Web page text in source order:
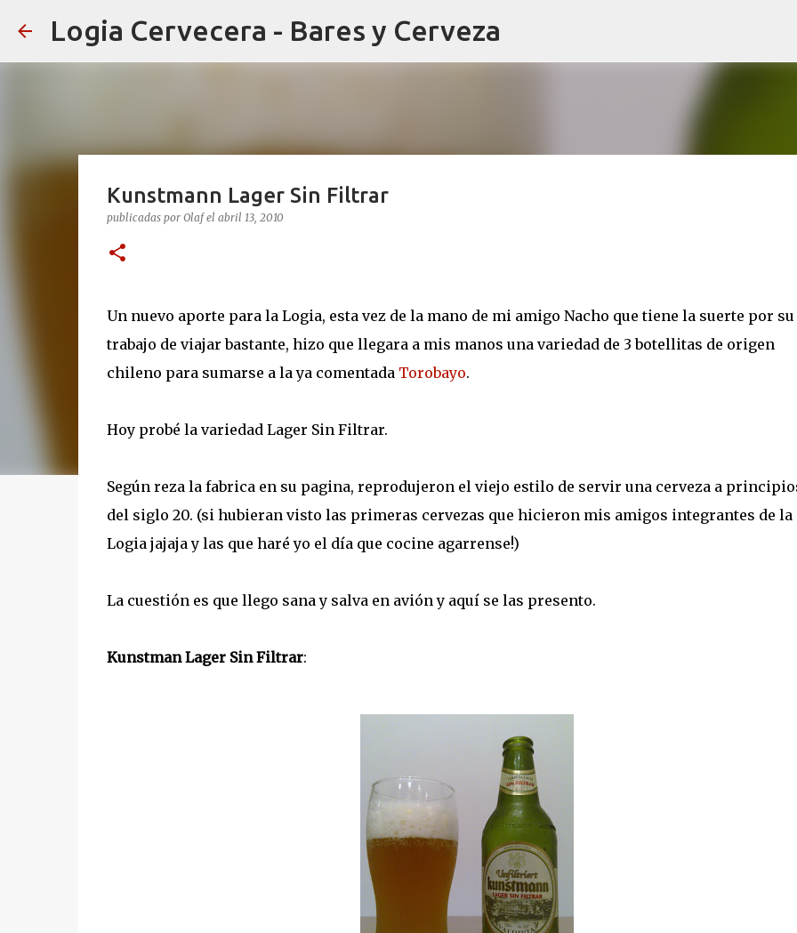
Logia Cervecera - Bares y Cerveza
Kunstmann Lager Sin Filtrar
publicadas por Olaf el abril 13, 2010
Un nuevo aporte para la Logia, esta vez de la mano de mi amigo Nacho que tiene la suerte por su
trabajo de viajar bastante, hizo que llegara a mis manos una variedad de 3 botellitas de origen
chileno para sumarse a la ya comentada Torobayo.
Hoy probé la variedad Lager Sin Filtrar.
Según reza la fabrica en su pagina, reprodujeron el viejo estilo de servir una cerveza a
del siglo 20. (si hubieran visto las primeras cervezas que hicieron mis amigos integrantes de la
Logia jajaja y las que haré yo el día que cocine agarrense!)
La cuestión es que llego sana y salva en avión y aquí se las presento.
Kunstman Lager Sin Filtrar: